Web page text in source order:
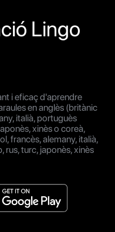
Lingo
i eficaç d'aprendre
en anglès (britànic
italià, portuguès
xinès o coreà,
francès, alemany, italià,
rus, turc, japonès, xinès